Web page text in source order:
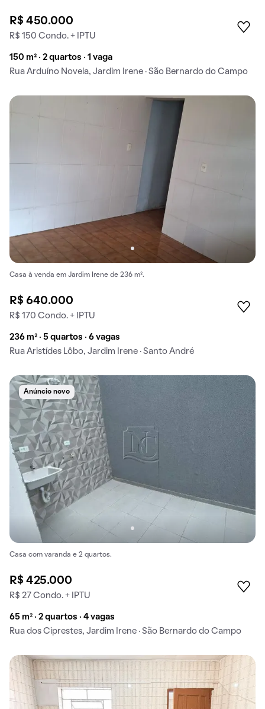
R$ 450.000
R$ 150 Condo. + IPTU
150 m² · 2 quartos · 1 vaga
Rua Arduíno Novela, Jardim Irene · São Bernardo do Campo
Casa à venda em Jardim Irene de 236 m².
R$ 640.000
R$ 170 Condo. + IPTU
236 m² · 5 quartos · 6 vagas
Rua Aristídes Lôbo, Jardim Irene · Santo André
Anúncio novo
Casa com varanda e 2 quartos.
R$ 425.000
R$ 27 Condo. + IPTU
65 m² · 2 quartos · 4 vagas
Rua dos Ciprestes, Jardim Irene · São Bernardo do Campo